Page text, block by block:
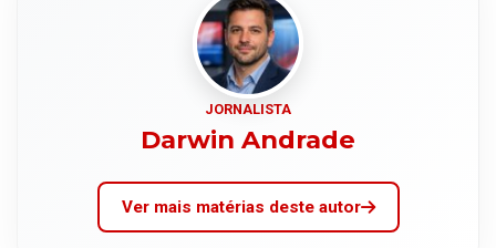
JORNALISTA
Darwin Andrade
Ver mais matérias deste autor